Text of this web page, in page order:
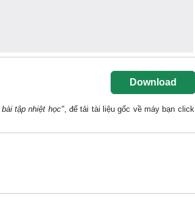
Download
tập nhiệt học", để tải tài liệu gốc về máy bạn click